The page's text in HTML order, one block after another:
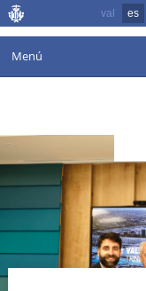
val es
Menú
Agenda
Instalaciones
Comunicación
Valencia en deporte